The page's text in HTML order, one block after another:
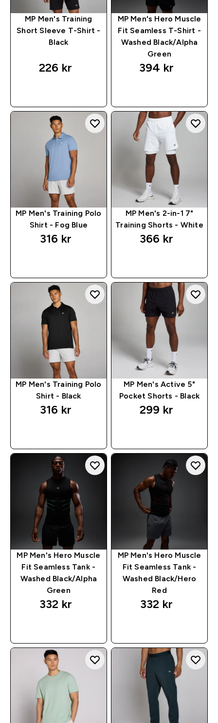
MP Men's Training
Short Sleeve T-Shirt -
Black
226 kr‎
MP Men's Hero Muscle
Fit Seamless T-Shirt -
Washed Black/Alpha
Green
394 kr‎
MP Men's Training Polo
Shirt - Fog Blue
316 kr‎
MP Men's 2-in-1 7"
Training Shorts - White
366 kr‎
MP Men's Training Polo
Shirt - Black
316 kr‎
MP Men's Active 5"
Pocket Shorts - Black
299 kr‎
MP Men's Hero Muscle
Fit Seamless Tank -
Washed Black/Alpha
Green
332 kr‎
MP Men's Hero Muscle
Fit Seamless Tank -
Washed Black/Hero
Red
332 kr‎